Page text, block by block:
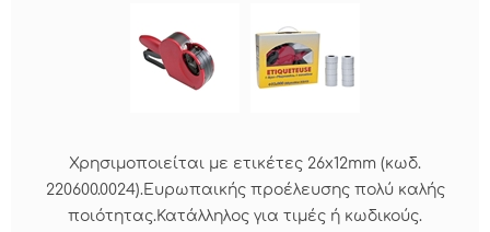
Χρησιμοποιείται με ετικέτες 26x12mm (κωδ.
220600.0024).Ευρωπαικής προέλευσης πολύ καλής
ποιότητας.Κατάλληλος για τιμές ή κωδικούς.